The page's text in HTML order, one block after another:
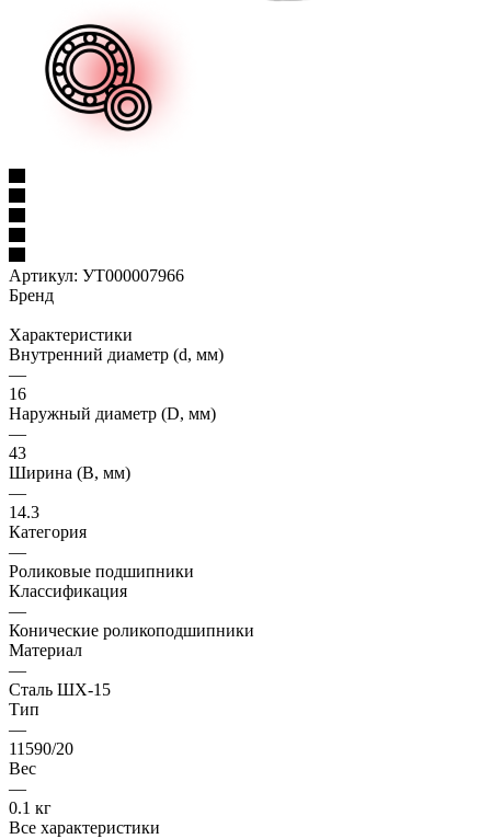
Артикул: УТ000007966
Бренд
Характеристики
Внутренний диаметр (d, мм)
—
16
Наружный диаметр (D, мм)
—
43
Ширина (B, мм)
—
14.3
Категория
—
Роликовые подшипники
Классификация
—
Конические роликоподшипники
Материал
—
Сталь ШХ-15
Тип
—
11590/20
Вес
—
0.1 кг
Все характеристики